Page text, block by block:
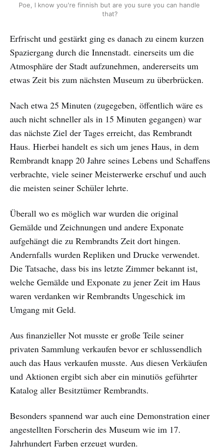
Poe, I know you're finnish but are you sure you can handle
that?
Erfrischt und gestärkt ging es danach zu einem kurzen
Spaziergang durch die Innenstadt. einerseits um die
Atmosphäre der Stadt aufzunehmen, andererseits um
etwas Zeit bis zum nächsten Museum zu überbrücken.
Nach etwa 25 Minuten (zugegeben, öffentlich wäre es
auch nicht schneller als in 15 Minuten gegangen) war
das nächste Ziel der Tages erreicht, das Rembrandt
Haus. Hierbei handelt es sich um jenes Haus, in dem
Rembrandt knapp 20 Jahre seines Lebens und Schaffens
verbrachte, viele seiner Meisterwerke erschuf und auch
die meisten seiner Schüler lehrte.
Überall wo es möglich war wurden die original
Gemälde und Zeichnungen und andere Exponate
aufgehängt die zu Rembrandts Zeit dort hingen.
Andernfalls wurden Repliken und Drucke verwendet.
Die Tatsache, dass bis ins letzte Zimmer bekannt ist,
welche Gemälde und Exponate zu jener Zeit im Haus
waren verdanken wir Rembrandts Ungeschick im
Umgang mit Geld.
Aus finanzieller Not musste er große Teile seiner
privaten Sammlung verkaufen bevor er schlussendlich
auch das Haus verkaufen musste. Aus diesen Verkäufen
und Aktionen ergibt sich aber ein minutiös geführter
Katalog aller Besitztümer Rembrandts.
Besonders spannend war auch eine Demonstration einer
angestellten Forscherin des Museum wie im 17.
Jahrhundert Farben erzeugt wurden.